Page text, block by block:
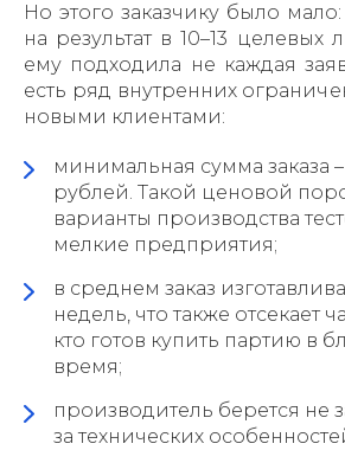
Но этого заказчику было
на результат в 10–13 целевых
ему подходила не каждая
есть ряд внутренних
новыми клиентами:
минимальная сумма заказа
рублей. Такой ценовой
варианты производства
мелкие предприятия;
в среднем заказ
недель, что также отсекает
кто готов купить партию в
время;
производитель берется не
за технических